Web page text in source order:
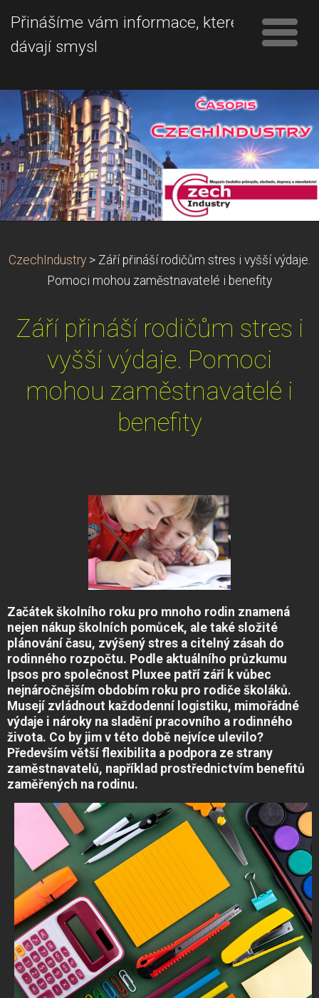
Přinášíme vám informace, které
dávají smysl
CzechIndustry > Září přináší rodičům stres i vyšší výdaje.
Pomoci mohou zaměstnavatelé i benefity
Září přináší rodičům stres i
vyšší výdaje. Pomoci
mohou zaměstnavatelé i
benefity
Začátek školního roku pro mnoho rodin znamená
nejen nákup školních pomůcek, ale také složité
plánování času, zvýšený stres a citelný zásah do
rodinného rozpočtu. Podle aktuálního průzkumu
Ipsos pro společnost Pluxee patří září k vůbec
nejnáročnějším obdobím roku pro rodiče školáků.
Musejí zvládnout každodenní logistiku, mimořádné
výdaje i nároky na sladění pracovního a rodinného
života. Co by jim v této době nejvíce ulevilo?
Především větší flexibilita a podpora ze strany
zaměstnavatelů, například prostřednictvím benefitů
zaměřených na rodinu.